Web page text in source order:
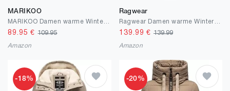
MARIKOO
89.95 €109.95
Amazon
Ragwear
Ragwear Damen warme Winterjacke kurz mit Kapuze Monade XS-6XL
139.99 € 139.99
Amazon
-18% -20%